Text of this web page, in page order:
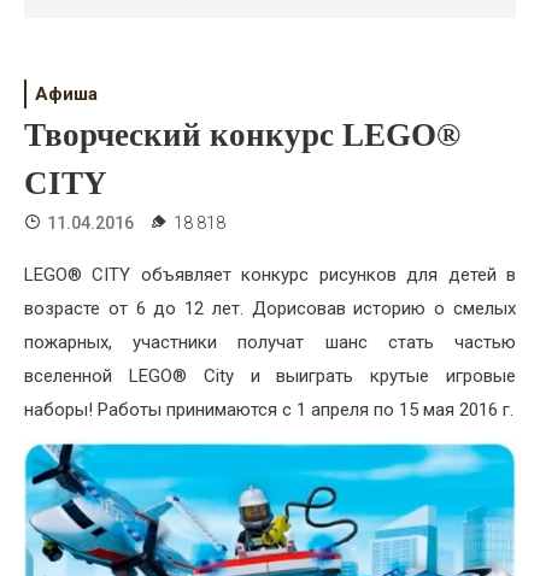
Свадьба
Жизнь
Хобби
Красота
Недвижимость
Афиша
Творческий конкурс LEGO®
CITY
11.04.2016 18 818
LEGO® CITY объявляет конкурс рисунков для детей в
возрасте от 6 до 12 лет. Дорисовав историю о смелых
пожарных, участники получат шанс стать частью
вселенной LEGO® City и выиграть крутые игровые
наборы! Работы принимаются с 1 апреля по 15 мая 2016 г.